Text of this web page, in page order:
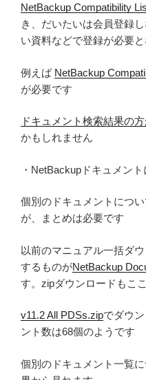
NetBackup Compatibility
き、だいたいは会員登録
い資料などで登録が必要
例えば NetBackup
が必要です
ドキュメント検索結果の
かもしれません
・NetBackupドキュメント
個別のドキュメントにつ
が、まとめは必要です
以前のマニュアル一括ダ
するものがNetBackup
す。zipダウンロードもこ
v11.2 All PDSs.zipでダウ
ント数は68個のようです
個別のドキュメント一覧